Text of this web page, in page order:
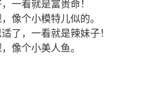
一看就是富贵命！
像个小模特儿似的。
了，一看就是辣妹子！
像个小美人鱼。